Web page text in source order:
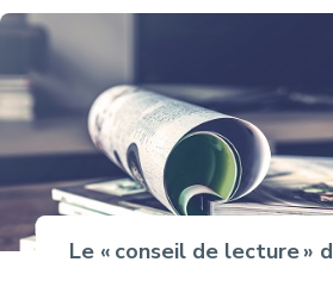
Le « conseil de lecture »